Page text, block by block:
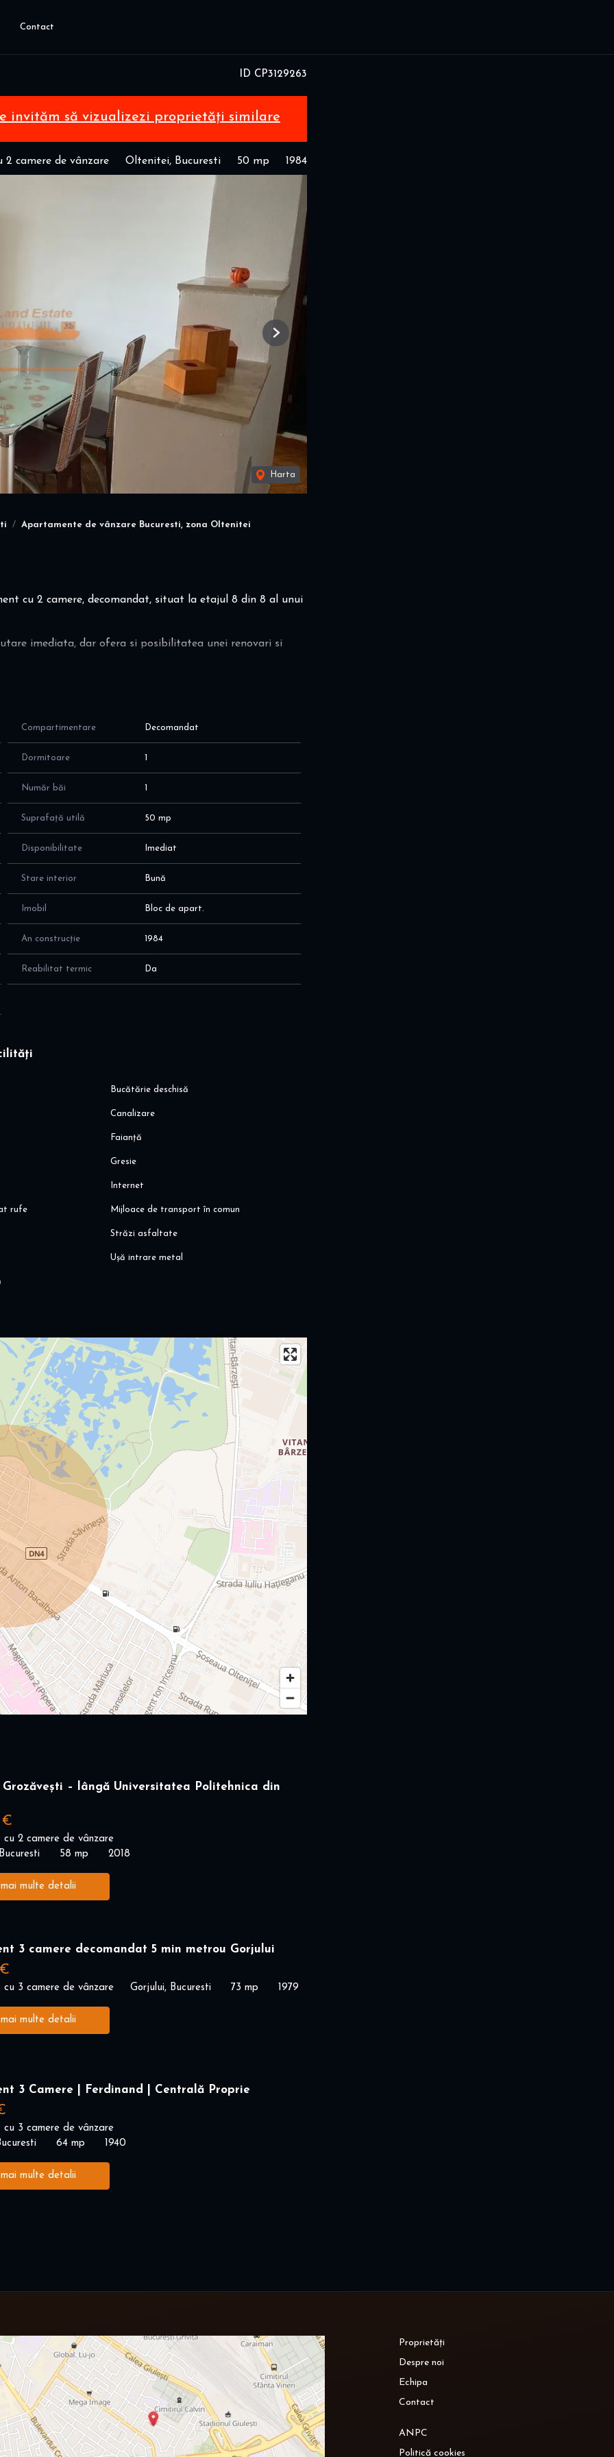
Contact
ID CP3129263
invităm să vizualizezi proprietăți similare
camere de vânzare Oltenitei, Bucuresti 50 mp 1984
Harta
Next
Apartamente de vânzare Bucuresti, zona Oltenitei
cu 2 camere, decomandat, situat la etajul 8 din 8 al unui
imediata, dar ofera si posibilitatea unei renovari si
magazine, centre de invatamant si alte puncte
de metrou Piata Sudului aflandu-se la aproximativ 10
cat si pentru investitie, fiind disponibil spre vanzare
nu ezitati sa ne contactati!
Compartimentare Decomandat
Dormitoare 1
Număr băi 1
Suprafață utilă 50 mp
Disponibilitate Imediat
Stare interior Bună
Imobil Bloc de apart.
An construcție 1984
Reabilitat termic Da
Bucătărie deschisă
Canalizare
Faianță
Gresie
Internet
rufe Mijloace de transport în comun
Străzi asfaltate
Ușă intrare metal
Grozăvești – lângă Universitatea Politehnica din
€
2 camere de vânzare
58 mp 2018
mai multe detalii
3 camere decomandat 5 min metrou Gorjului
3 camere de vânzare Gorjului, Bucuresti 73 mp 1979
mai multe detalii
3 Camere | Ferdinand | Centrală Proprie
3 camere de vânzare
64 mp 1940
mai multe detalii
Proprietăți
Despre noi
Echipa
Contact
ANPC
Politică cookies